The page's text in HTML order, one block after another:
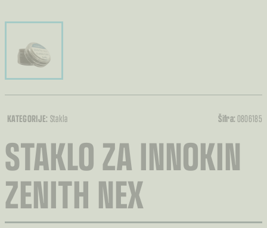
KATEGORIJE: Stakla Šifra:0806185
STAKLO ZA INNOKIN
ZENITH NEX